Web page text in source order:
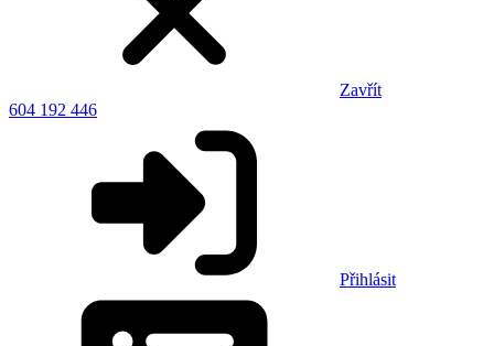
Zavřít
604 192 446
Přihlásit